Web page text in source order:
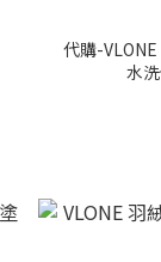
代購-
水